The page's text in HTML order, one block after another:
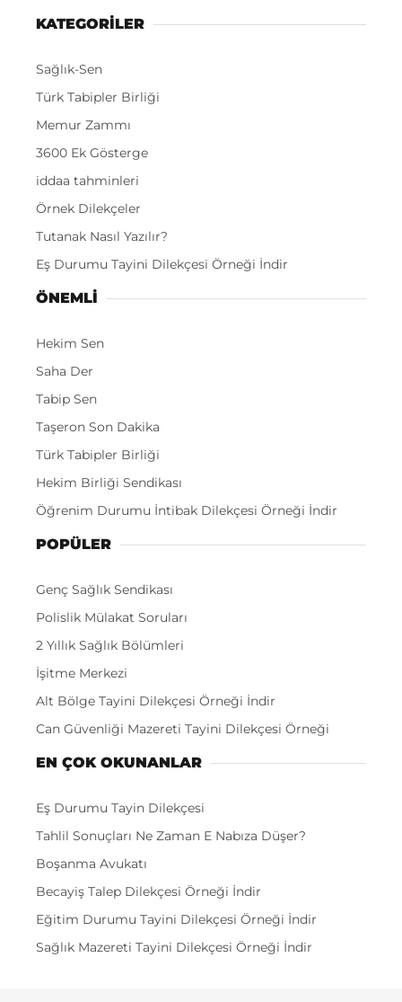
KATEGORİLER
Sağlık-Sen
Türk Tabipler Birliği
Memur Zammı
3600 Ek Gösterge
iddaa tahminleri
Örnek Dilekçeler
Tutanak Nasıl Yazılır?
Eş Durumu Tayini Dilekçesi Örneği İndir
ÖNEMLI
Hekim Sen
Saha Der
Tabip Sen
Taşeron Son Dakika
Türk Tabipler Birliği
Hekim Birliği Sendikası
Öğrenim Durumu İntibak Dilekçesi Örneği İndir
POPÜLER
Genç Sağlık Sendikası
Polislik Mülakat Soruları
2 Yıllık Sağlık Bölümleri
İşitme Merkezi
Alt Bölge Tayini Dilekçesi Örneği İndir
Can Güvenliği Mazereti Tayini Dilekçesi Örneği
EN ÇOK OKUNANLAR
Eş Durumu Tayin Dilekçesi
Tahlil Sonuçları Ne Zaman E Nabıza Düşer?
Boşanma Avukatı
Becayiş Talep Dilekçesi Örneği İndir
Eğitim Durumu Tayini Dilekçesi Örneği İndir
Sağlık Mazereti Tayini Dilekçesi Örneği İndir